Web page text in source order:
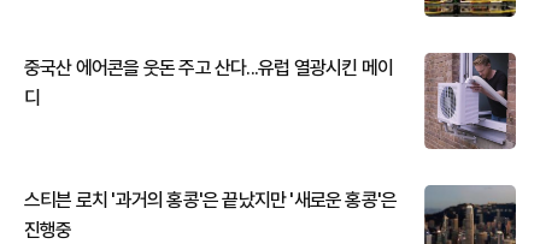
중국산 에어콘을 웃돈 주고 산다...유럽 열광시킨 메이
디
스티븐 로치 '과거의 홍콩'은 끝났지만 '새로운 홍콩'은
진행중